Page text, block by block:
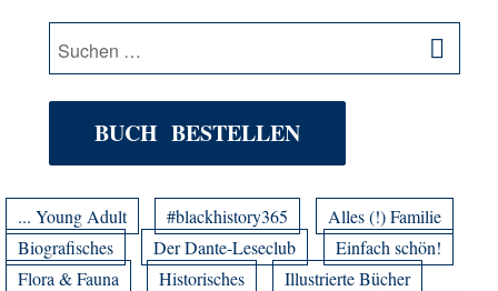
Suche
nach:
BUCH BESTELLEN
... Young Adult #blackhistory365
Alles (!) Familie
Biografisches
Der Dante-Leseclub
Einfach schön!
Flora & Fauna
Historisches
Illustrierte Bücher